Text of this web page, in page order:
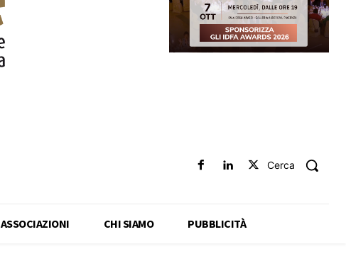
Cerca
ASSOCIAZIONI CHI SIAMO PUBBLICITÀ